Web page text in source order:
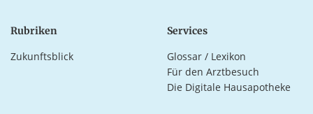
Rubriken
Zukunftsblick
Services
Glossar / Lexikon
Für den Arztbesuch
Die Digitale Hausapotheke